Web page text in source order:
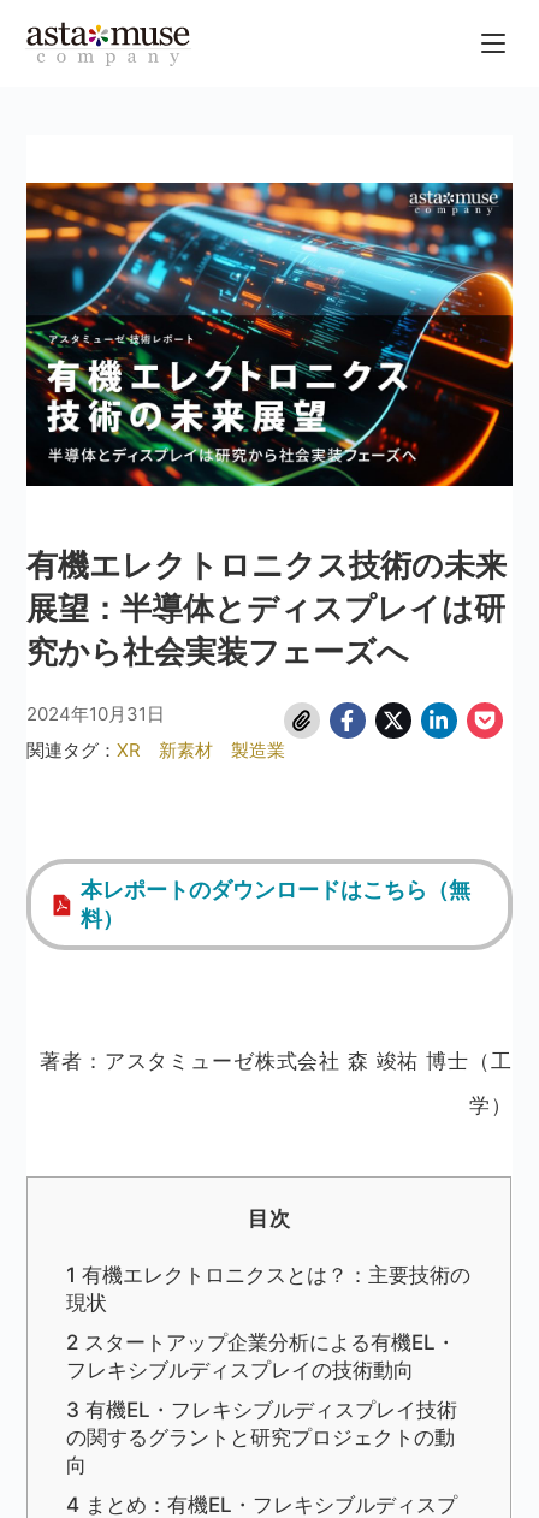
有機エレクトロニクス技術の未来
展望：半導体とディスプレイは研
究から社会実装フェーズへ
2024年10月31日
関連タグ：XR 新素材 製造業
本レポートのダウンロードはこちら（無
料）
著者：アスタミューゼ株式会社 森 竣祐 博士（工
学）
目次
1 有機エレクトロニクスとは？：主要技術の
現状
2 スタートアップ企業分析による有機EL・
フレキシブルディスプレイの技術動向
3 有機EL・フレキシブルディスプレイ技術
の関するグラントと研究プロジェクトの動
向
4 まとめ：有機EL・フレキシブルディスプ